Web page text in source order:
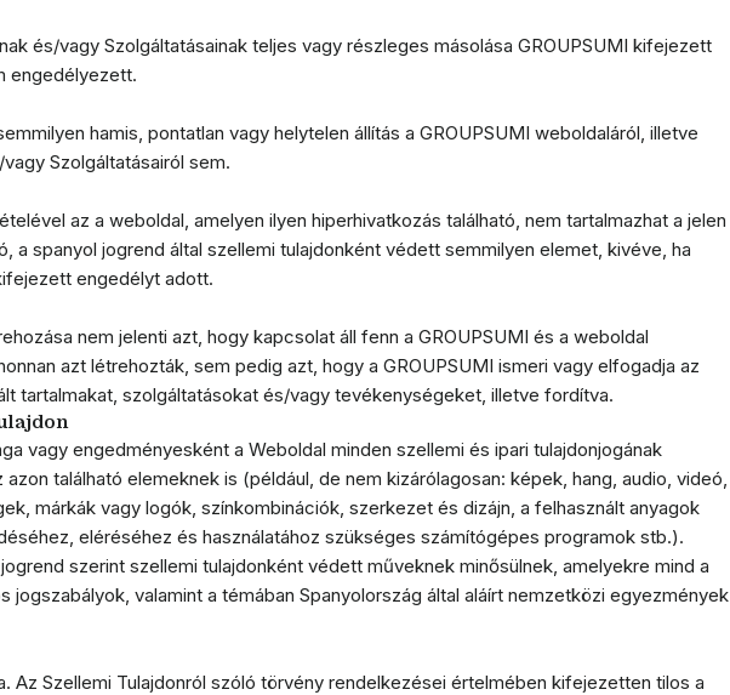
és/vagy Szolgáltatásainak teljes vagy részleges másolása GROUPSUMI kifejezett
engedélyezett.
hamis, pontatlan vagy helytelen állítás a GROUPSUMI weboldaláról, illetve
Szolgáltatásairól sem.
az a weboldal, amelyen ilyen hiperhivatkozás található, nem tartalmazhat a jelen
a spanyol jogrend által szellemi tulajdonként védett semmilyen elemet, kivéve, ha
engedélyt adott.
nem jelenti azt, hogy kapcsolat áll fenn a GROUPSUMI és a weboldal
azt létrehozták, sem pedig azt, hogy a GROUPSUMI ismeri vagy elfogadja az
tartalmakat, szolgáltatásokat és/vagy tevékenységeket, illetve fordítva.
vagy engedményesként a Weboldal minden szellemi és ipari tulajdonjogának
azon található elemeknek is (például, de nem kizárólagosan: képek, hang, audio, videó,
márkák vagy logók, színkombinációk, szerkezet és dizájn, a felhasznált anyagok
eléréséhez és használatához szükséges számítógépes programok stb.).
szerint szellemi tulajdonként védett műveknek minősülnek, amelyekre mind a
jogszabályok, valamint a témában Spanyolország által aláírt nemzetközi egyezmények
Az Szellemi Tulajdonról szóló törvény rendelkezései értelmében kifejezetten tilos a